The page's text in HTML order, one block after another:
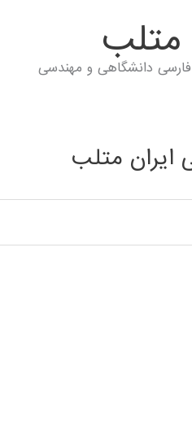
متلب
دانشگاهی و مهندسی
متلب